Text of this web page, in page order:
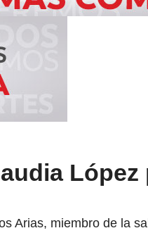
López
Arias, miembro de la